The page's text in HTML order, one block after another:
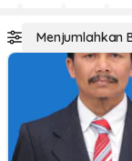
Menjumlahkan